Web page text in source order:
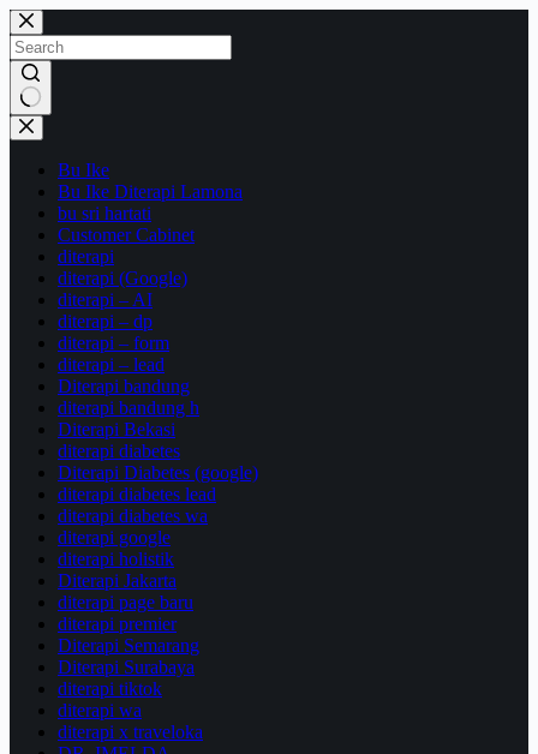
Skip
to
content
No
results
Bu Ike
Bu Ike Diterapi Lamona
bu sri hartati
Customer Cabinet
diterapi
diterapi (Google)
diterapi – AI
diterapi – dp
diterapi – form
diterapi – lead
Diterapi bandung
diterapi bandung h
Diterapi Bekasi
diterapi diabetes
Diterapi Diabetes (google)
diterapi diabetes lead
diterapi diabetes wa
diterapi google
diterapi holistik
Diterapi Jakarta
diterapi page baru
diterapi premier
Diterapi Semarang
Diterapi Surabaya
diterapi tiktok
diterapi wa
diterapi x traveloka